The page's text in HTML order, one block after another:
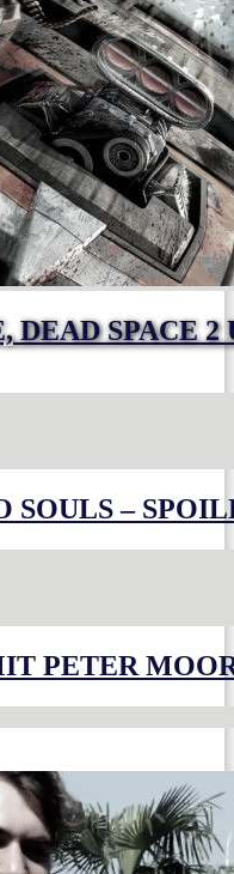
DEAD SPACE 2
SOULS –
PETER